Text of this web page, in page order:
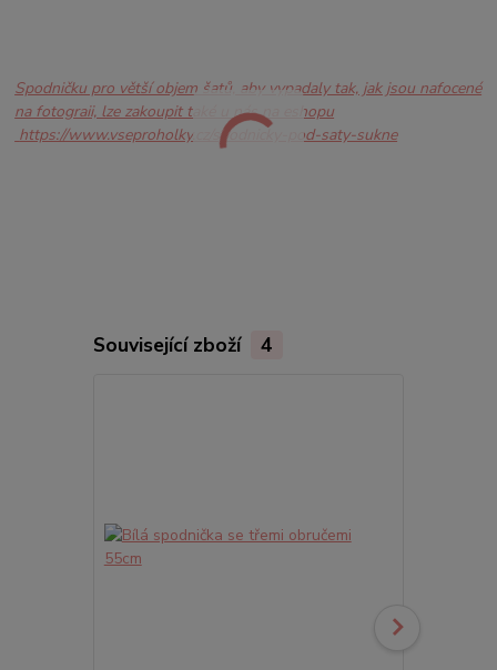
Spodničku pro větší objem šatů, aby vypadaly tak, jak jsou nafocené
na fotograii, lze zakoupit také u nás na eshopu
https://www.vseproholky.cz/spodnicky-pod-saty-sukne
Související zboží 4